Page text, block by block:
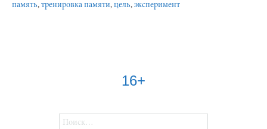
память, тренировка памяти, цель, эксперимент
16+
Найти: